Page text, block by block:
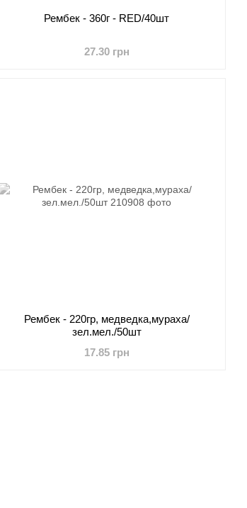
Рембек - 360г - RED/40шт
27.30 грн
Рембек - 220гр, медведка,мураха/
зел.мел./50шт
17.85 грн